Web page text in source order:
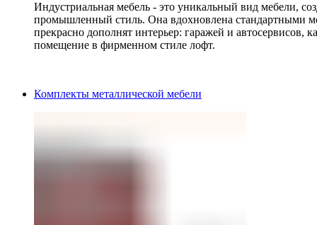
Индустриальная мебель - это уникальный вид мебели,
промышленный стиль. Она вдохновлена стандартными
прекрасно дополнят интерьер: гаражей и автосервисов,
помещение в фирменном стиле лофт.
Комплекты металлической мебели